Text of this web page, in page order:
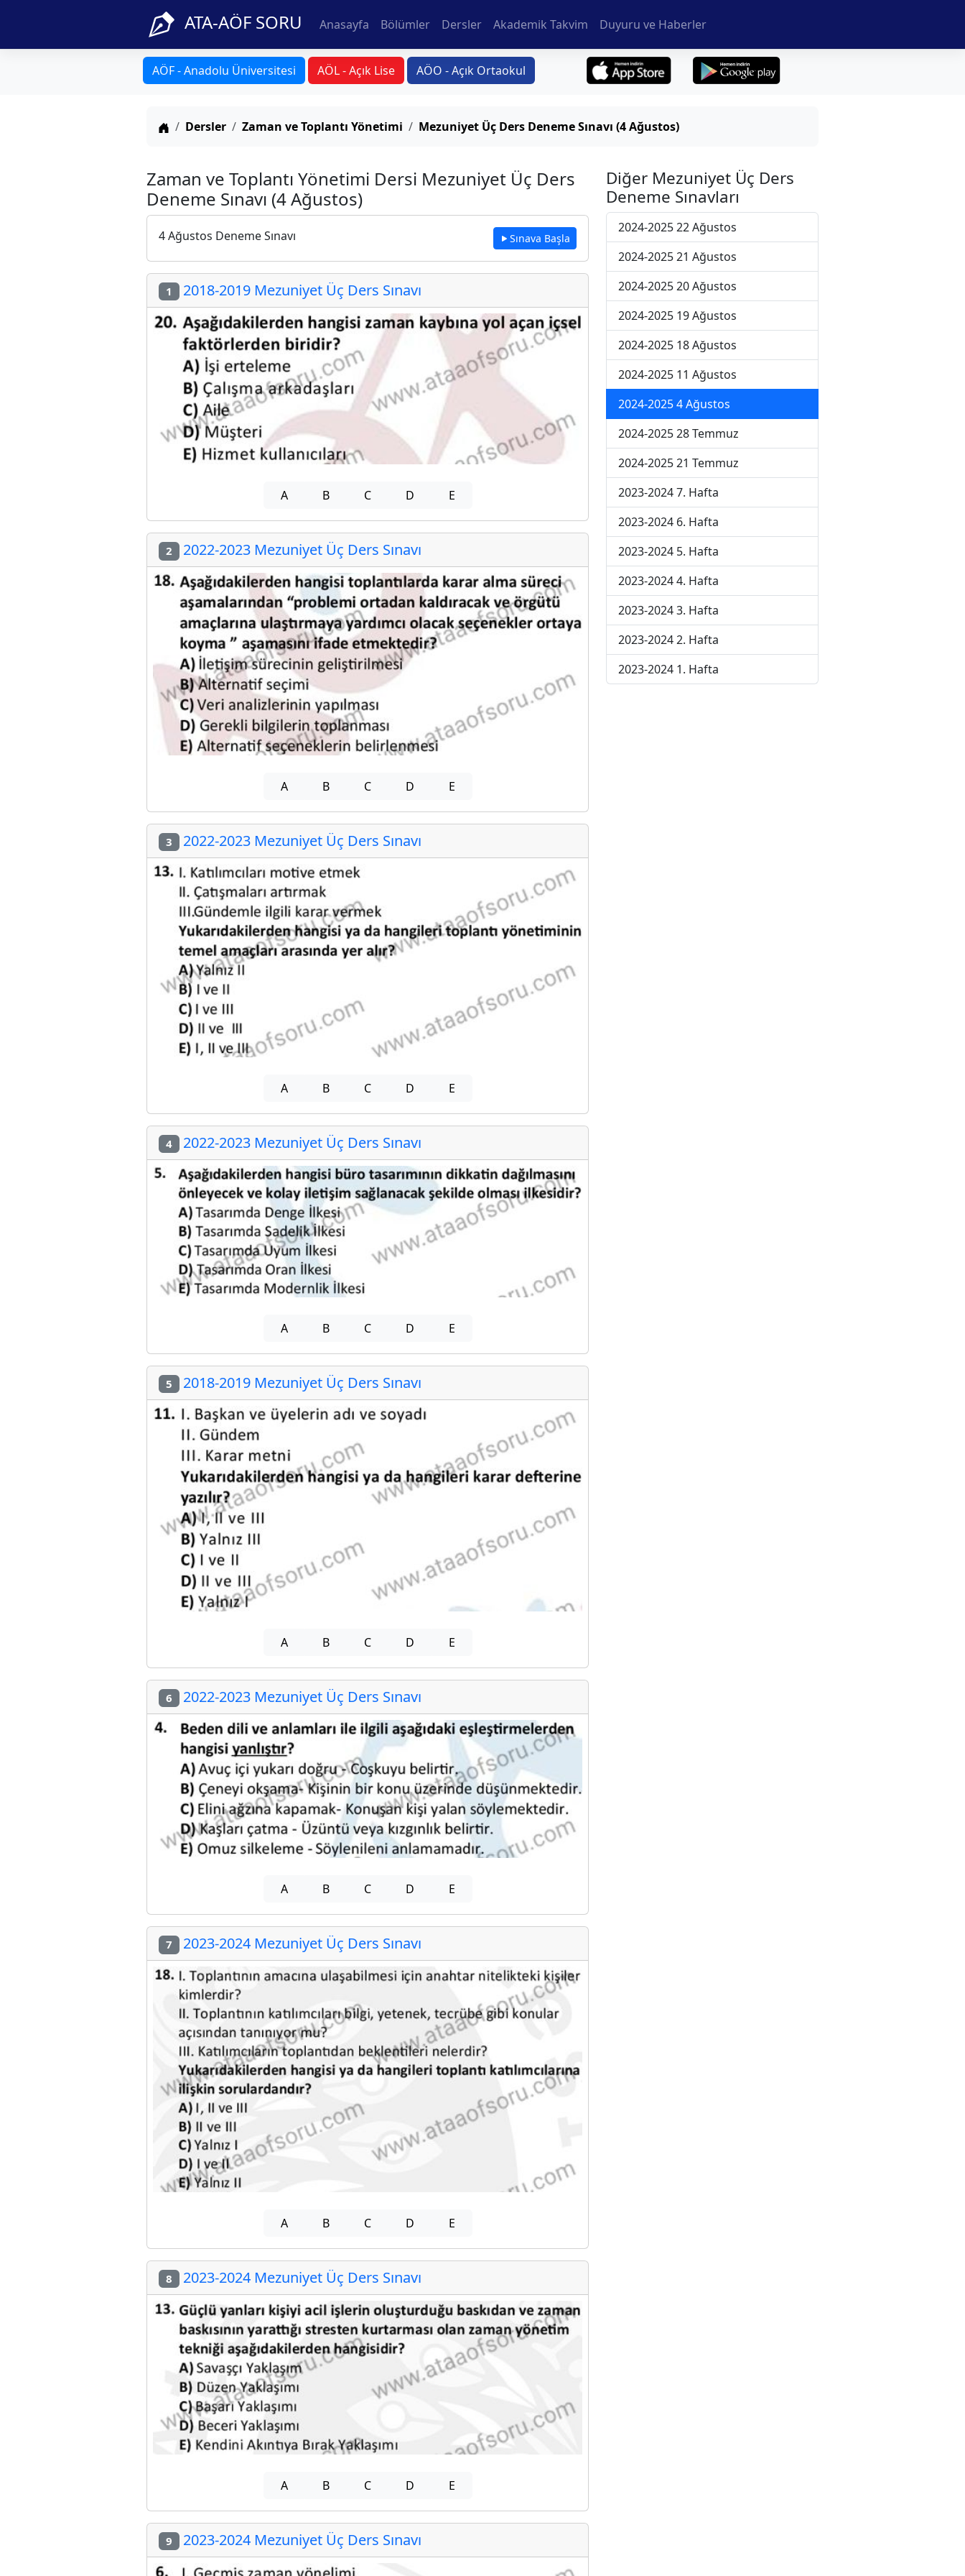
ATA-AÖF SORU Anasayfa Bölümler Dersler Akademik Takvim Duyuru ve Haberler
AÖF - Anadolu Üniversitesi AÖL - Açık Lise AÖO - Açık Ortaokul
Anasayfa
Dersler Zaman ve Toplantı Yönetimi Mezuniyet Üç Ders Deneme Sınavı (4 Ağustos)
Zaman ve Toplantı Yönetimi Dersi Mezuniyet Üç Ders
Deneme Sınavı (4 Ağustos)
4 Ağustos Deneme Sınavı Sınava Başla
1 2018-2019 Mezuniyet Üç Ders Sınavı
A B C D E
2 2022-2023 Mezuniyet Üç Ders Sınavı
A B C D E
3 2022-2023 Mezuniyet Üç Ders Sınavı
A B C D E
4 2022-2023 Mezuniyet Üç Ders Sınavı
A B C D E
5 2018-2019 Mezuniyet Üç Ders Sınavı
A B C D E
6 2022-2023 Mezuniyet Üç Ders Sınavı
A B C D E
7 2023-2024 Mezuniyet Üç Ders Sınavı
A B C D E
8 2023-2024 Mezuniyet Üç Ders Sınavı
A B C D E
9 2023-2024 Mezuniyet Üç Ders Sınavı
Diğer Mezuniyet Üç Ders
Deneme Sınavları
2024-2025 22 Ağustos
2024-2025 21 Ağustos
2024-2025 20 Ağustos
2024-2025 19 Ağustos
2024-2025 18 Ağustos
2024-2025 11 Ağustos
2024-2025 4 Ağustos
2024-2025 28 Temmuz
2024-2025 21 Temmuz
2023-2024 7. Hafta
2023-2024 6. Hafta
2023-2024 5. Hafta
2023-2024 4. Hafta
2023-2024 3. Hafta
2023-2024 2. Hafta
2023-2024 1. Hafta